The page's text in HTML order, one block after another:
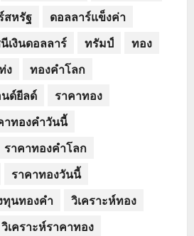
สหรัฐ
ดอลลาร์แข็งค่า
เงินดอลลาร์ ทรัมป์
ทอง
ง
ทองคำโลก
ด์ยีลด์
ราคาทอง
าทองคำวันนี้
ราคาทองคำโลก
ราคาทองวันนี้
ทุนทองคำ
วิเคราะห์ทอง
วิเคราะห์ราคาทอง